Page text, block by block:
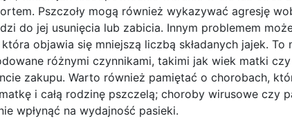
Pszczoły mogą również wykazywać agresję
do jej usunięcia lub zabicia. Innym problemem
objawia się mniejszą liczbą składanych jajek. To
różnymi czynnikami, takimi jak wiek matki
zakupu. Warto również pamiętać o chorobach,
i całą rodzinę pszczelą; choroby wirusowe czy
wpłynąć na wydajność pasieki.